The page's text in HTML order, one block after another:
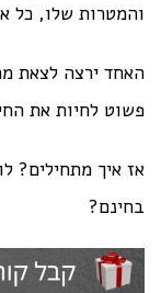
והמטרות שלו, כל
האחד ירצה לצאת
פשוט לחיות את
אז איך מתחילים?
בחינם?